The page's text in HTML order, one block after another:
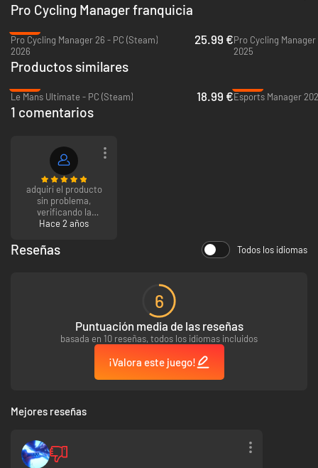
El recorrido oficial del Tour de France 2024
Inmersión mejorada con un nuevo ayudante que te guiará por los
aspectos interactivos del juego
Rediseño de las páginas de búsqueda y objetivos de patrocinador y
de la pestaña de equipo
Interfaz de información renovado y nueva sección de director
El comportamiento de la IA ahora tiene en cuenta los caminos de
Pronto daremos más información y detalles sobre las nuevas
Pro Cycling Manager franquicia
Pro Cycling Manager 26 - PC (Steam)
2026
25.99 €Pro Cycling
2025
Productos similares
Le Mans Ultimate - PC (Steam)
18.99 €Esports Manager
1 comentarios
adquirí el producto
sin problema,
verificando la
identidad
Hace 2 años
Reseñas Todos los idiomas
6
Puntuación media de las reseñas
basada en 10 reseñas, todos los idiomas incluidos
¡Valora este juego!
Mejores reseñas